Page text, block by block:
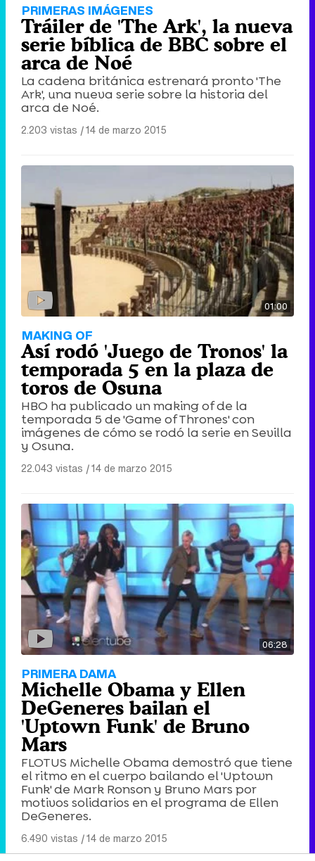
PRIMERAS IMÁGENES
Tráiler de 'The Ark', la nueva
serie bíblica de BBC sobre el
arca de Noé
La cadena británica estrenará pronto 'The
Ark', una nueva serie sobre la historia del
arca de Noé.
2.203 vistas |14 de marzo 2015
01:00
MAKING OF
Así rodó 'Juego de Tronos' la
temporada 5 en la plaza de
toros de Osuna
HBO ha publicado un making of de la
temporada 5 de 'Game of Thrones' con
imágenes de cómo se rodó la serie en Sevilla
y Osuna.
22.043 vistas |14 de marzo 2015
06:28
PRIMERA DAMA
Michelle Obama y Ellen
DeGeneres bailan el
'Uptown Funk' de Bruno
Mars
FLOTUS Michelle Obama demostró que tiene
el ritmo en el cuerpo bailando el 'Uptown
Funk' de Mark Ronson y Bruno Mars por
motivos solidarios en el programa de Ellen
DeGeneres.
6.490 vistas |14 de marzo 2015